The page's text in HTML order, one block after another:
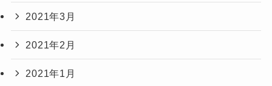
2021年3月
2021年2月
2021年1月